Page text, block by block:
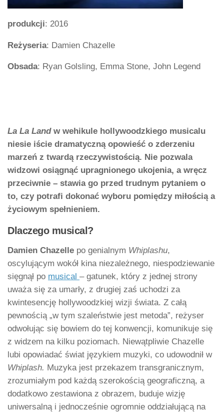
produkcji: 2016
Reżyseria: Damien Chazelle
Obsada: Ryan Golsling, Emma Stone, John Legend
La La Landw wehikule hollywoodzkiego musicalu
niesie iście dramatyczną opowieść o zderzeniu
marzeń z twardą rzeczywistością. Nie pozwala
widzowi osiągnąć upragnionego ukojenia, a wręcz
przeciwnie – stawia go przed trudnym pytaniem o
to, czy potrafi dokonać wyboru pomiędzy miłością a
życiowym spełnieniem.
Dlaczego musical?
Damien Chazelle po genialnym Whiplashu,
oscylującym wokół kina niezależnego, niespodziewanie
sięgnął po musical – gatunek, który z jednej strony
uważa się za umarły, z drugiej zaś uchodzi za
kwintesencję hollywoodzkiej wizji świata. Z całą
pewnością „w tym szaleństwie jest metoda”, reżyser
odwołując się bowiem do tej konwencji, komunikuje się
z widzem na kilku poziomach. Niewątpliwie Chazelle
lubi opowiadać świat językiem muzyki, co udowodnił w
Whiplash. Muzyka jest przekazem transgranicznym,
zrozumiałym pod każdą szerokością geograficzną, a
dodatkowo zestawiona z obrazem, buduje wizję
uniwersalną i jednocześnie ogromnie oddziałującą na